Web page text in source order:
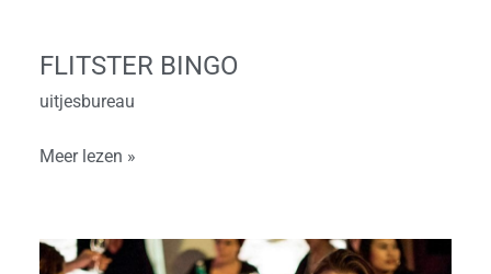
FLITSTER BINGO
uitjesbureau
Meer lezen »
Pubquiz